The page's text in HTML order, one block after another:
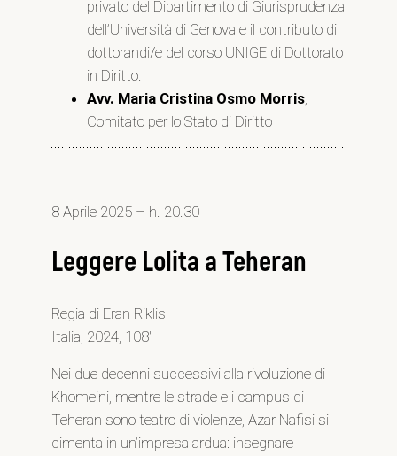
privato del Dipartimento di Giurisprudenza
dell’Università di Genova e il contributo di
dottorandi/e del corso UNIGE di Dottorato
in Diritto.
Avv. Maria Cristina Osmo Morris,
Comitato per lo Stato di Diritto
8 Aprile 2025 – h. 20.30
Leggere Lolita a Teheran
Regia di Eran Riklis
Italia, 2024, 108′
Nei due decenni successivi alla rivoluzione di
Khomeini, mentre le strade e i campus di
Teheran sono teatro di violenze, Azar Nafisi si
cimenta in un’impresa ardua: insegnare